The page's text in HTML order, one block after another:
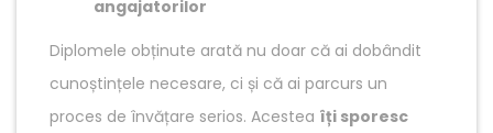
angajatorilor
Diplomele obținute arată nu doar că ai dobândit
cunoștințele necesare, ci și că ai parcurs un
proces de învățare serios. Acestea îți sporesc